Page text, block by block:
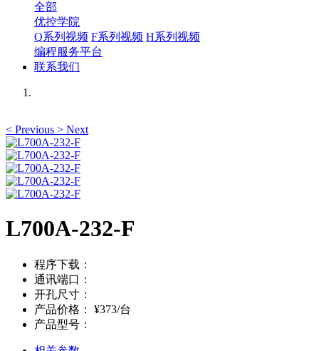
全部
优控学院
Q系列视频 F系列视频 H系列视频
编程服务平台
联系我们
< Previous > Next
L700A-232-F
程序下载：
通讯端口：
开孔尺寸：
产品价格：
¥373/台
产品型号：